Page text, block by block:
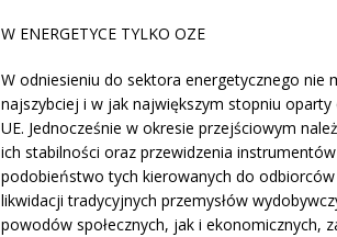
W ENERGETYCE TYLKO OZE
W odniesieniu do sektora energetycznego
najszybciej i w jak największym stopniu
UE. Jednocześnie w okresie przejściowym
ich stabilności oraz przewidzenia
podobieństwo tych kierowanych do
likwidacji tradycyjnych przemysłów
powodów społecznych, jak i ekonomicznych,